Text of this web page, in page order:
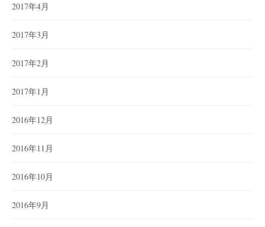
2017年4月
2017年3月
2017年2月
2017年1月
2016年12月
2016年11月
2016年10月
2016年9月